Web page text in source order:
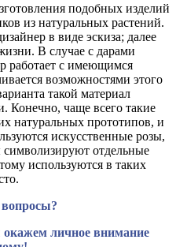
подобных изделий
из натуральных растений.
в виде эскиза; далее
В случае с дарами
работает с имеющимся
возможностями этого
такой материал
Конечно, чаще всего такие
натуральных прототипов, и
искусственные розы,
символизируют отдельные
используются в таких
личное внимание